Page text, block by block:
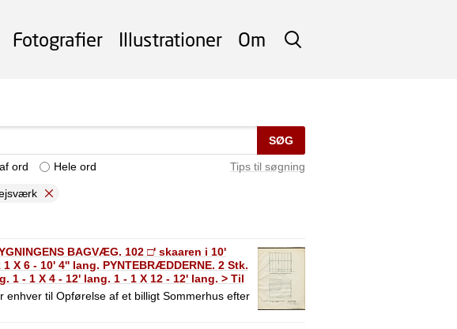
SØG
Fotografier Illustrationer Om
SØG
Tips til søgning
ord Hele ord
BAGVÆG. 102 □' skaaren i 10'
X 6 - 10' 4'' lang. PYNTEBRÆDDERNE. 2 Stk.
1 - 1 X 4 - 12' lang. 1 - 1 X 12 - 12' lang. > Til
enhver til Opførelse af et billigt Sommerhus efter